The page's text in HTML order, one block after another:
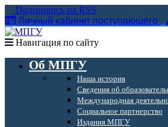
Подпишись на RSS
Личный кабинет поступающего
Навигация по сайту
Об МПГУ
Наша история
Сведения об
Международная
Социальное партнерство
Издания МПГУ